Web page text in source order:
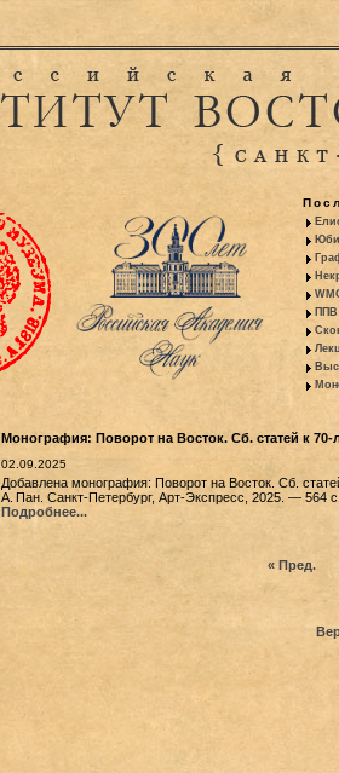
ППВ
Монография: Поворот на Восток. Сб. статей к
02.09.2025
Добавлена монография: Поворот на Восток. Сб.
А. Пан. Санкт-Петербург, Арт-Экспресс, 2025. — 564
Подробнее...
« Пред.